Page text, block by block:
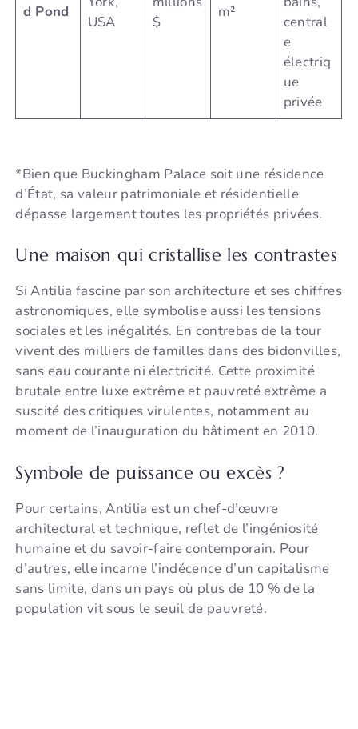
d Pond
USA
$
m²
central
e
électriq
ue
privée
*Bien que Buckingham Palace soit une résidence
d’État, sa valeur patrimoniale et résidentielle
dépasse largement toutes les propriétés privées.
Une maison qui cristallise les contrastes
Si Antilia fascine par son architecture et ses chiffres
astronomiques, elle symbolise aussi les tensions
sociales et les inégalités. En contrebas de la tour
vivent des milliers de familles dans des bidonvilles,
sans eau courante ni électricité. Cette proximité
brutale entre luxe extrême et pauvreté extrême a
suscité des critiques virulentes, notamment au
moment de l’inauguration du bâtiment en 2010.
Symbole de puissance ou excès ?
Pour certains, Antilia est un chef-d’œuvre
architectural et technique, reflet de l’ingéniosité
humaine et du savoir-faire contemporain. Pour
d’autres, elle incarne l’indécence d’un capitalisme
sans limite, dans un pays où plus de 10 % de la
population vit sous le seuil de pauvreté.